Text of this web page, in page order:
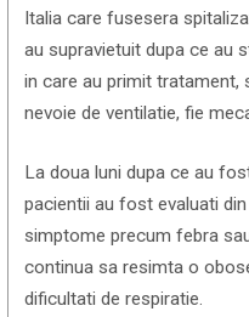
Italia care fusesera
au supravietuit dupa ce au
in care au primit tratament,
nevoie de ventilatie, fie
La doua luni dupa ce au
pacientii au fost evaluati
simptome precum febra
continua sa resimta o
dificultati de respiratie.